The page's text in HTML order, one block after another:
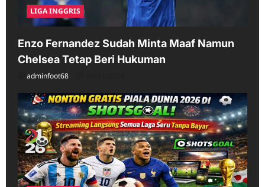
LIGA INGGRIS
Enzo Fernandez Sudah Minta Maaf Namun
Chelsea Tetap Beri Hukuman
adminfoot68